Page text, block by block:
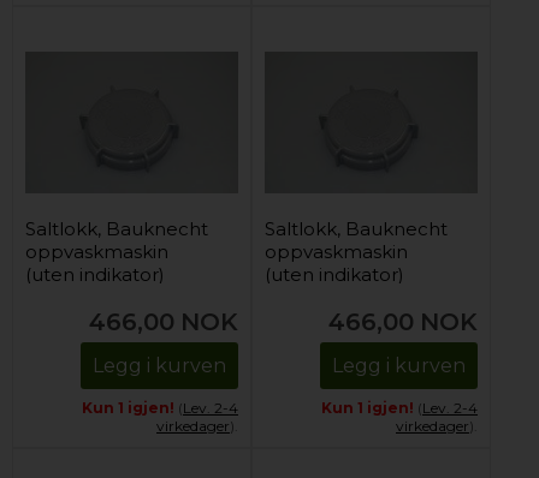
Saltlokk, Bauknecht
oppvaskmaskin
(uten indikator)
466,00 NOK
Legg i kurven
Kun 1 igjen! (Lev. 2-4
virkedager).
Saltlokk, Bauknecht
oppvaskmaskin
(uten indikator)
466,00 NOK
Legg i kurven
Kun 1 igjen! (Lev. 2-4
virkedager).